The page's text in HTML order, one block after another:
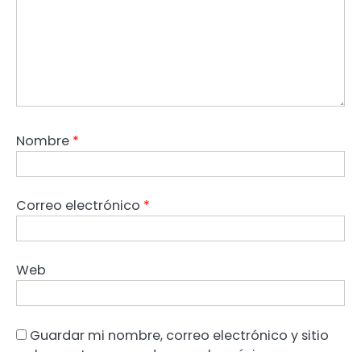
Nombre *
Correo electrónico *
Web
Guardar mi nombre, correo electrónico y sitio